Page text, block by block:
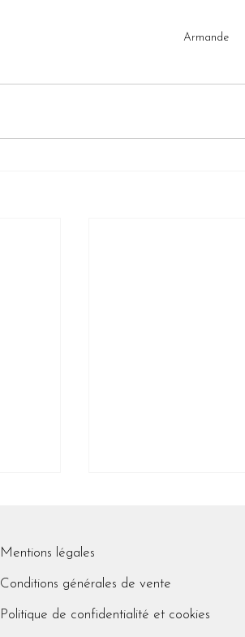
Armande
Transmission
Mentions légales
Conditions générales de vente
Politique de confidentialité et cookies